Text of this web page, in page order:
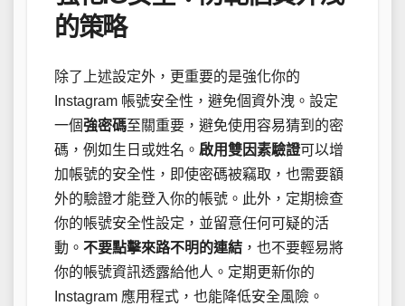
的策略
除了上述設定外，更重要的是強化你的
Instagram 帳號安全性，避免個資外洩。設定
一個強密碼至關重要，避免使用容易猜到的密
碼，例如生日或姓名。 啟用雙因素驗證可以增
加帳號的安全性，即使密碼被竊取，也需要額
外的驗證才能登入你的帳號。此外，定期檢查
你的帳號安全性設定，並留意任何可疑的活
動。 不要點擊來路不明的連結 ，也不要輕易將
你的帳號資訊透露給他人。定期更新你的
Instagram 應用程式，也能降低安全風險。